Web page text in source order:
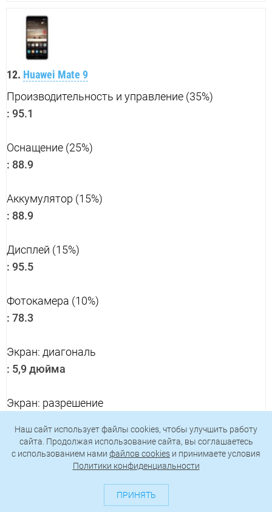
12. Huawei Mate 9
Производительность и управление (35%)
: 95.1
Оснащение (25%)
: 88.9
Аккумулятор (15%)
: 88.9
Дисплей (15%)
: 95.5
Фотокамера (10%)
: 78.3
Экран: диагональ
: 5,9 дюйма
Экран: разрешение
Камера: разрешение
Наш сайт использует файлы cookies, чтобы улучшить работу
сайта. Продолжая использование сайта, вы соглашаетесь
c использованием нами файлов cookies и принимаете условия
Политики конфиденциальности
ПРИНЯТЬ